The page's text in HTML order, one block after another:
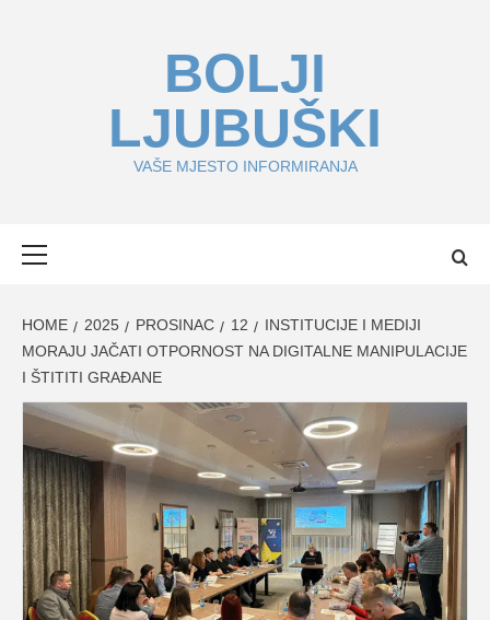
BOLJI
LJUBUŠKI
VAŠE MJESTO INFORMIRANJA
HOME 2025 PROSINAC 12
INSTITUCIJE I MEDIJI
MORAJU JAČATI OTPORNOST NA DIGITALNE MANIPULACIJE
I ŠTITITI GRAĐANE